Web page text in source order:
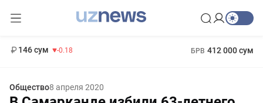
146 сум -0.18 БРВ 412 000 сум
Общество8 апреля 2020